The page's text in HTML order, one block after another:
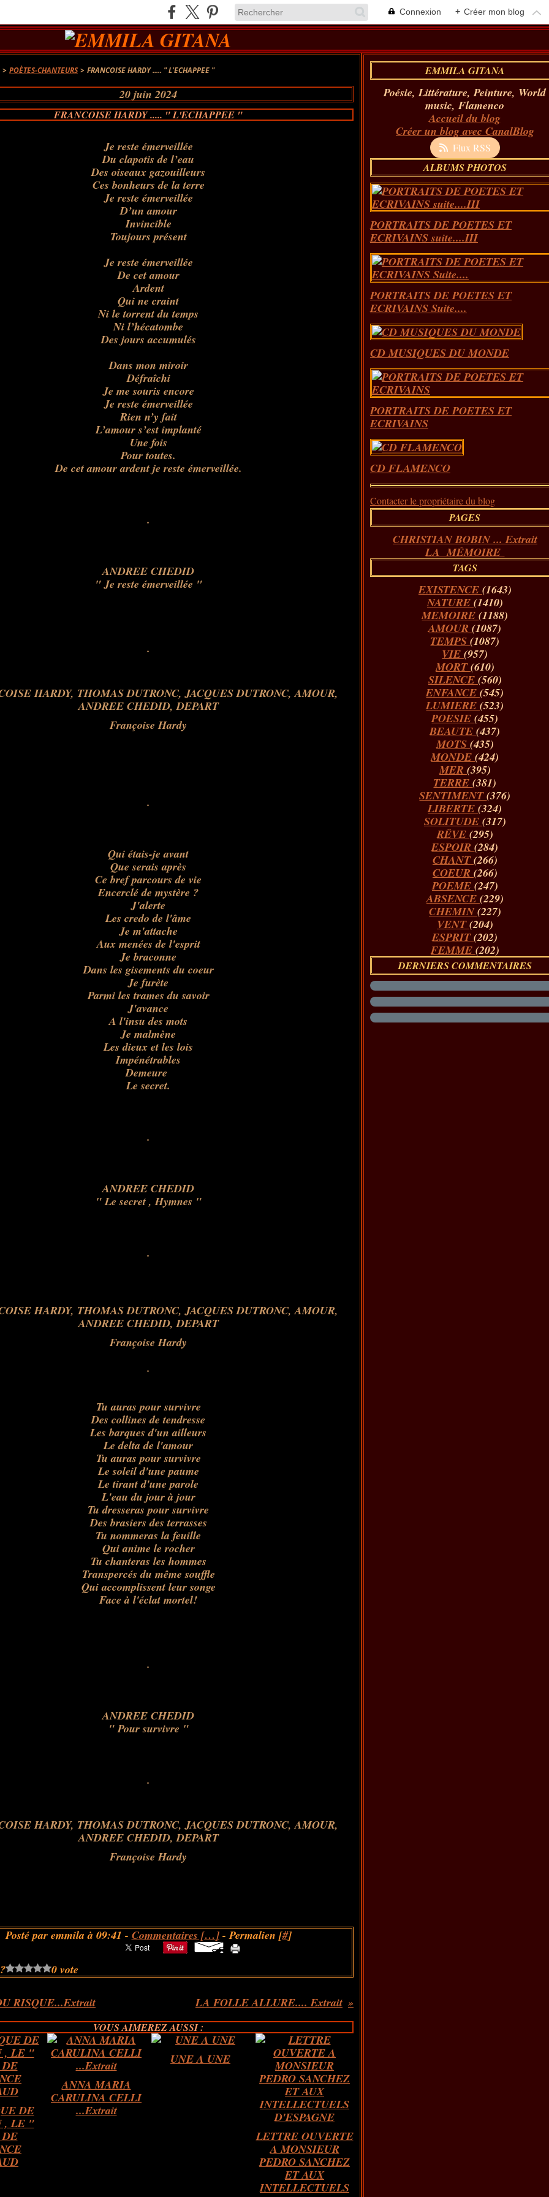
Connexion + Créer mon blog
> POÈTES-CHANTEURS > FRANCOISE HARDY ..... " L'ECHAPPEE "
20 juin 2024
FRANCOISE HARDY ..... " L'ECHAPPEE "
Je reste émerveillée
Du clapotis de l’eau
Des oiseaux gazouilleurs
Ces bonheurs de la terre
Je reste émerveillée
D’un amour
Invincible
Toujours présent
Je reste émerveillée
De cet amour
Ardent
Qui ne craint
Ni le torrent du temps
Ni l’hécatombe
Des jours accumulés
Dans mon miroir
Défraîchi
Je me souris encore
Je reste émerveillée
Rien n’y fait
L’amour s’est implanté
Une fois
Pour toutes.
De cet amour ardent je reste émerveillée.
.
ANDREE CHEDID
" Je reste émerveillée "
.
Françoise Hardy
.
Qui étais-je avant
Que serais après
Ce bref parcours de vie
Encerclé de mystère ?
J'alerte
Les credo de l'âme
Je m'attache
Aux menées de l'esprit
Je braconne
Dans les gisements du coeur
Je furète
Parmi les trames du savoir
J'avance
A l'insu des mots
Je malmène
Les dieux et les lois
Impénétrables
Demeure
Le secret.
.
ANDREE CHEDID
" Le secret , Hymnes "
.
Françoise Hardy
.
Tu auras pour survivre
Des collines de tendresse
Les barques d'un ailleurs
Le delta de l'amour
Tu auras pour survivre
Le soleil d'une paume
Le tirant d'une parole
L'eau du jour à jour
Tu dresseras pour survivre
Des brasiers des terrasses
Tu nommeras la feuille
Qui anime le rocher
Tu chanteras les hommes
Transpercés du même souffle
Qui accomplissent leur songe
Face à l'éclat mortel!
.
ANDREE CHEDID
" Pour survivre "
.
Françoise Hardy
Posté par emmila à 09:41 - Commentaires […]- Permalien [#]
0 vote
RISQUE...Extrait LA FOLLE ALLURE.... Extrait
VOUS AIMEREZ AUSSI :
DE
, LE "
ANNA MARIA
CARULINA CELLI
...Extrait
UNE A UNE
LETTRE OUVERTE
A MONSIEUR
PEDRO SANCHEZ
ET AUX
INTELLECTUELS
EMMILA GITANA
Poésie, Littérature, Peinture, World
music, Flamenco
Accueil du blog
Créer un blog avec CanalBlog
Flux RSS
ALBUMS PHOTOS
PORTRAITS DE POETES ET
ECRIVAINS suite....III
PORTRAITS DE POETES ET
ECRIVAINS Suite....
CD MUSIQUES DU MONDE
PORTRAITS DE POETES ET
ECRIVAINS
CD FLAMENCO
Contacter le propriétaire du blog
PAGES
CHRISTIAN BOBIN ... Extrait
LA MÉMOIRE
TAGS
EXISTENCE (1643)
NATURE (1410)
MEMOIRE(1188)
AMOUR(1087)
TEMPS(1087)
VIE(957)
MORT(610)
SILENCE (560)
ENFANCE(545)
LUMIERE(523)
POESIE(455)
BEAUTE(437)
MOTS (435)
MONDE(424)
MER (395)
TERRE(381)
SENTIMENT(376)
LIBERTE(324)
SOLITUDE (317)
RÊVE (295)
ESPOIR(284)
CHANT(266)
COEUR (266)
POEME (247)
ABSENCE (229)
CHEMIN(227)
VENT(204)
ESPRIT(202)
FEMME (202)
DERNIERS COMMENTAIRES